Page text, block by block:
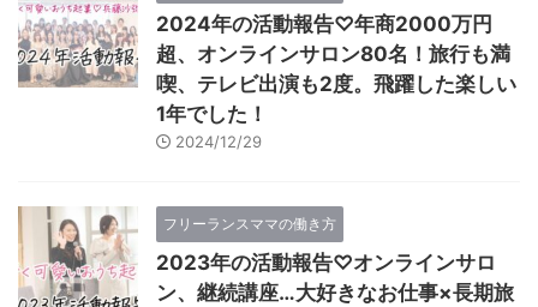
2024年の活動報告♡年商2000万円
超、オンラインサロン80名！旅行も満
喫、テレビ出演も2度。飛躍した楽しい
1年でした！
2024/12/29
フリーランスママの働き方
2023年の活動報告♡オンラインサロ
ン、継続講座…大好きなお仕事×長期旅